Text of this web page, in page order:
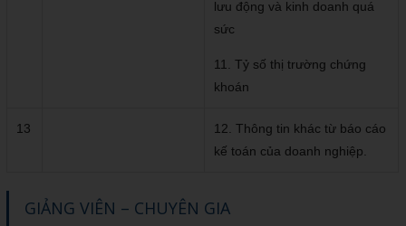
lưu động và kinh doanh quá
sức
11. Tỷ số thị trường chứng
khoán
13
12. Thông tin khác từ báo cáo
kế toán của doanh nghiệp.
GIẢNG VIÊN – CHUYÊN GIA